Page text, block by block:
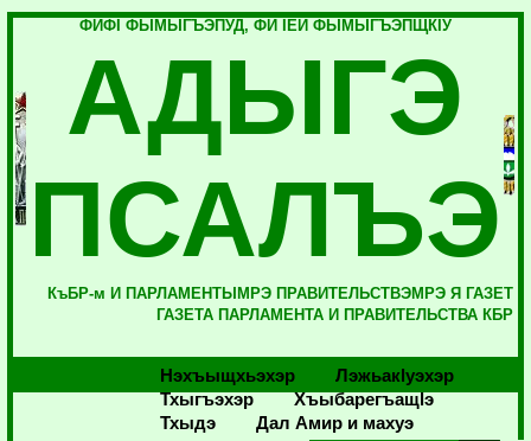
ФИФI ФЫМЫГЪЭПУД, ФИ IЕЙ ФЫМЫГЪЭПЩКIУ
АДЫГЭ
ПСАЛЪЭ
КъБР-м И ПАРЛАМЕНТЫМРЭ ПРАВИТЕЛЬСТВЭМРЭ Я ГАЗЕТ
ГАЗЕТА ПАРЛАМЕНТА И ПРАВИТЕЛЬСТВА КБР
Нэхъыщхьэхэр
Лэжьакlуэхэр
Тхыгъэхэр
Хъыбарегъащlэ
Тхыдэ
Дал Амир и махуэ